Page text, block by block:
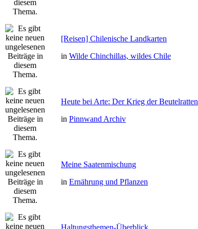
[Reisen] Chilenische Landkarten
in Wilde Chinchillas, wildes Chile
Heute bei Arte: Der Krieg der Beutelratten
in Pinnwand Archiv
Meine Saatenmischung
in Ernährung und Pflanzen
Haltungsthemen-Überblick